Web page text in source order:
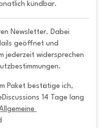
kündbar.
Newsletter. Dabei
geöffnet und
jederzeit widersprechen
Paket bestätige ich,
14 Tage lang